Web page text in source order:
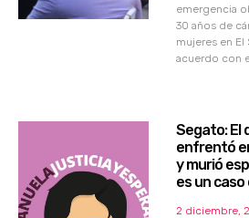
emergencia
30 años de
mujeres en El
acuerdo con
Segato: El
enfrentó
y murió
es un
2 diciembre,